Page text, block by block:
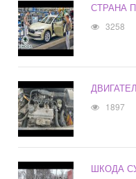
СТРАНА
3258
1897
ШКОДА